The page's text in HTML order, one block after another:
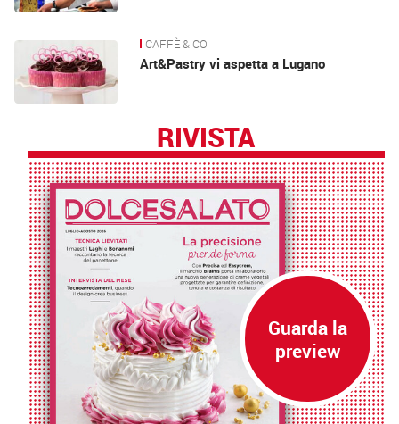
CAFFÈ & CO.
Art&Pastry vi aspetta a Lugano
RIVISTA